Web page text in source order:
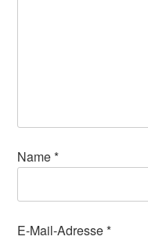
Name*
E-Mail-Adresse*